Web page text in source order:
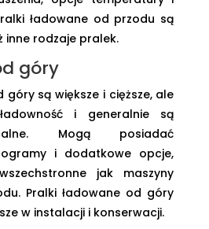
ładowane od przodu są
inne rodzaje pralek.
góry
góry są większe i cięższe, ale
i generalnie są
Mogą posiadać
i dodatkowe opcje,
jak maszyny
Pralki ładowane od góry
w instalacji i konserwacji.